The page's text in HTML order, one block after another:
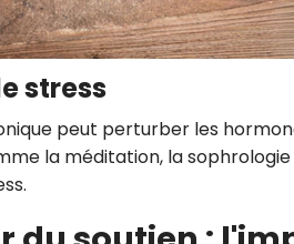
stress
peut perturber les
la méditation, la